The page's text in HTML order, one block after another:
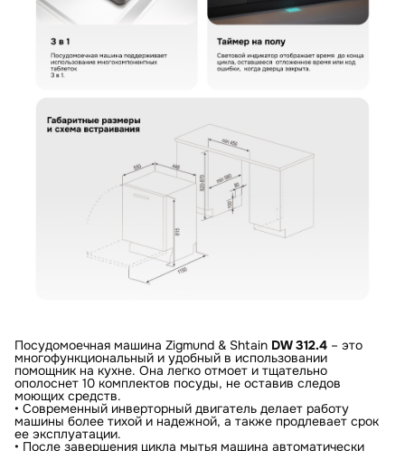
Посудомоечная машина Zigmund & Shtain DW 312.4 – это
многофункциональный и удобный в использовании
помощник на кухне. Она легко отмоет и тщательно
ополоснет 10 комплектов посуды, не оставив следов
моющих средств.
• Современный инверторный двигатель делает работу
машины более тихой и надежной, а также продлевает срок
ее эксплуатации.
• После завершения цикла мытья машина автоматически
Оформить заказ
С условиями "Пользовательского соглашения" ознакомлен